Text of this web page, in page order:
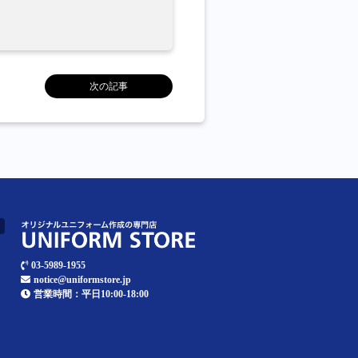
次の記事
03-5989-1955
notice@uniformstore.jp
営業時間：平日10:00-18:00